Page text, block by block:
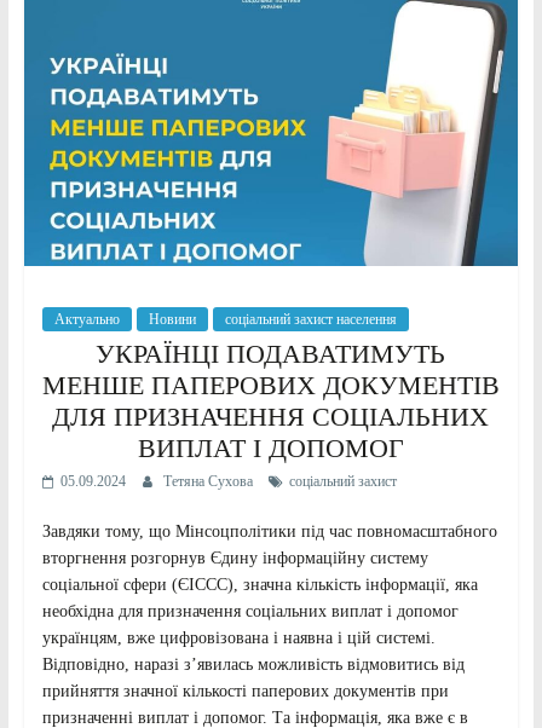
Актуально Новини соціальний захист населення
УКРАЇНЦІ ПОДАВАТИМУТЬ
МЕНШЕ ПАПЕРОВИХ ДОКУМЕНТІВ
ДЛЯ ПРИЗНАЧЕННЯ СОЦІАЛЬНИХ
ВИПЛАТ І ДОПОМОГ
05.09.2024 Тетяна Сухова соціальний захист
Завдяки тому, що Мінсоцполітики під час повномасштабного
вторгнення розгорнув Єдину інформаційну систему
соціальної сфери (ЄІССС), значна кількість інформації, яка
необхідна для призначення соціальних виплат і допомог
українцям, вже цифровізована і наявна і цій системі.
Відповідно, наразі зʼявилась можливість відмовитись від
прийняття значної кількості паперових документів при
призначенні виплат і допомог. Та інформація, яка вже є в